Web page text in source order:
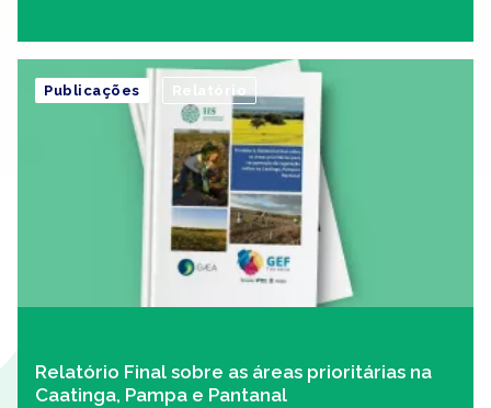
Relatório Final sobre as áreas prioritárias na
Caatinga, Pampa e Pantanal
Publicações Relatório